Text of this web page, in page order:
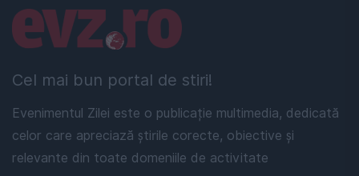
Cel mai bun portal de stiri!
Evenimentul Zilei este o publicație multimedia, dedicată
celor care apreciază știrile corecte, obiective și
relevante din toate domeniile de activitate
Linkuri utile